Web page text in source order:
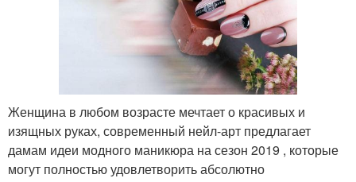
Женщина в любом возрасте мечтает о красивых и
изящных руках, современный нейл-арт предлагает
дамам идеи модного маникюра на сезон 2019 , которые
могут полностью удовлетворить абсолютно